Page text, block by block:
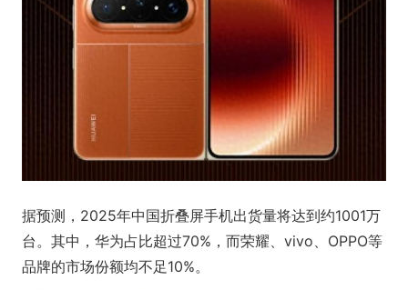
据预测，2025年中国折叠屏手机出货量将达到约1001万
台。其中，华为占比超过70%，而荣耀、vivo、OPPO等
品牌的市场份额均不足10%。